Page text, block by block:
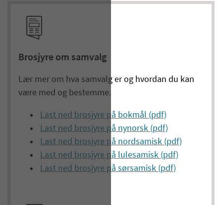
Brosjyre om samvalg
Lær mer om hva samvalg er og hvordan du kan
være med og bestemme.
Last ned brosjyre på bokmål (pdf)
Last ned brosjyre på nynorsk (pdf)
Last ned brosjyre på nordsamisk (pdf)
Last ned brosjyre på lulesamisk (pdf)
Last ned brosjyre på sørsamisk (pdf)